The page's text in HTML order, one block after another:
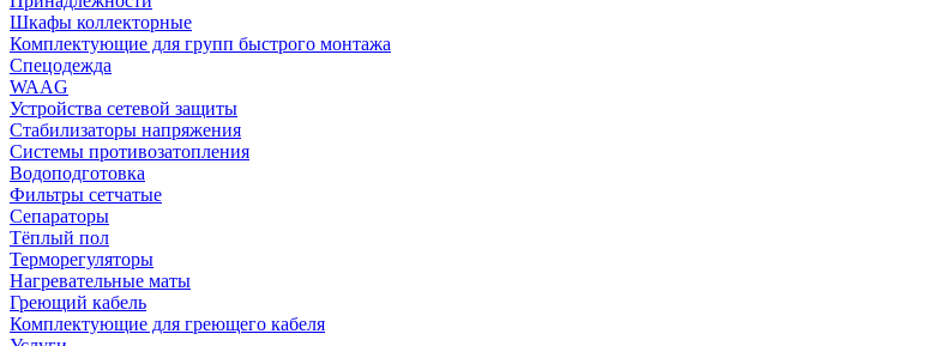
Шкафы коллекторные
Комплектующие для групп быстрого монтажа
Спецодежда
WAAG
Устройства сетевой защиты
Стабилизаторы напряжения
Системы противозатопления
Водоподготовка
Фильтры сетчатые
Сепараторы
Тёплый пол
Терморегуляторы
Нагревательные маты
Греющий кабель
Комплектующие для греющего кабеля